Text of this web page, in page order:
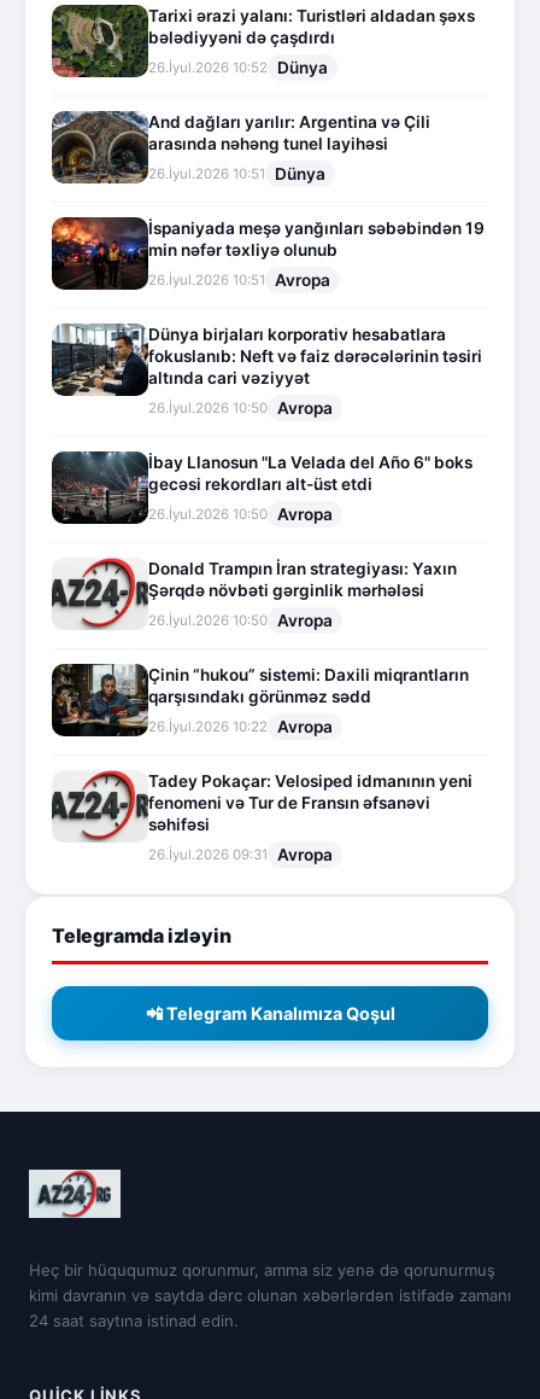
Tarixi ərazi yalanı: Turistləri aldadan şəxs
bələdiyyəni də çaşdırdı
26.İyul.2026 10:52 Dünya
And dağları yarılır: Argentina və Çili
arasında nəhəng tunel layihəsi
26.İyul.2026 10:51 Dünya
İspaniyada meşə yanğınları səbəbindən 19
min nəfər təxliyə olunub
26.İyul.2026 10:51 Avropa
Dünya birjaları korporativ hesabatlara
fokuslanıb: Neft və faiz dərəcələrinin təsiri
altında cari vəziyyət
26.İyul.2026 10:50 Avropa
İbay Llanosun "La Velada del Año 6" boks
gecəsi rekordları alt-üst etdi
26.İyul.2026 10:50 Avropa
Donald Trampın İran strategiyası: Yaxın
Şərqdə növbəti gərginlik mərhələsi
26.İyul.2026 10:50 Avropa
Çinin “hukou” sistemi: Daxili miqrantların
qarşısındakı görünməz sədd
26.İyul.2026 10:22 Avropa
Tadey Pokaçar: Velosiped idmanının yeni
fenomeni və Tur de Fransın əfsanəvi
səhifəsi
26.İyul.2026 09:31 Avropa
Telegramda izləyin
📲 Telegram Kanalımıza Qoşul
Heç bir hüququmuz qorunmur, amma siz yenə də qorunurmuş
kimi davranın və saytda dərc olunan xəbərlərdən istifadə zamanı
24 saat saytına istinad edin.